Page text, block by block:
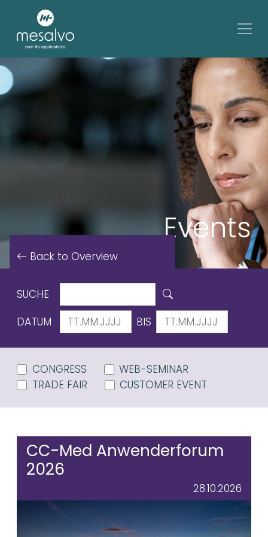
Events
Back to Overview
SUCHE
DATUM
BIS
CONGRESS
WEB-SEMINAR
TRADE FAIR
CUSTOMER EVENT
CC-Med Anwenderforum
2026
28.10.2026